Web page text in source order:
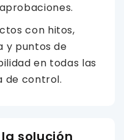
con hitos,
y puntos de
en todas las
de control.
solución